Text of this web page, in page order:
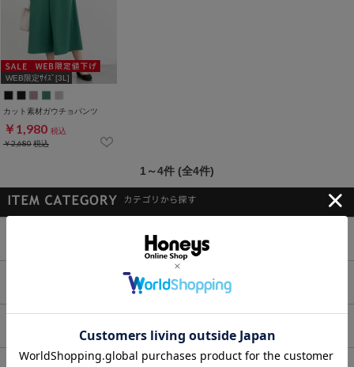
WEB限定ｻｲｽﾞ[3L]
カット素材ガウチョパンツ
￥1,980 税込
￥2,680税込
1～4件 (全4件)